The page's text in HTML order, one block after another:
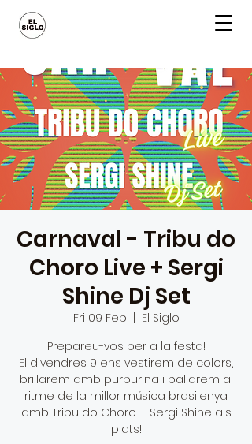
Carnaval - Tribu do
Choro Live + Sergi
Shine Dj Set
Fri 09 Feb
El Siglo
Prepareu-vos per a la festa!
El divendres 9 ens vestirem de colors,
brillarem amb purpurina i ballarem al
ritme de la millor música brasilenya
amb Tribu do Choro + Sergi Shine als
plats!